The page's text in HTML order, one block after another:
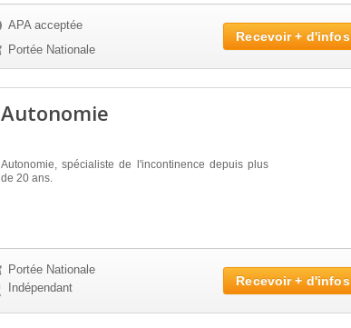
APA acceptée
Portée Nationale
Recevoir + d'infos
Autonomie
Autonomie, spécialiste de l'incontinence depuis plus
de 20 ans.
Portée Nationale
Indépendant
Recevoir + d'infos